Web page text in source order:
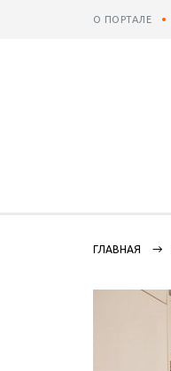
О ПОРТАЛЕ
ГЛАВНАЯ